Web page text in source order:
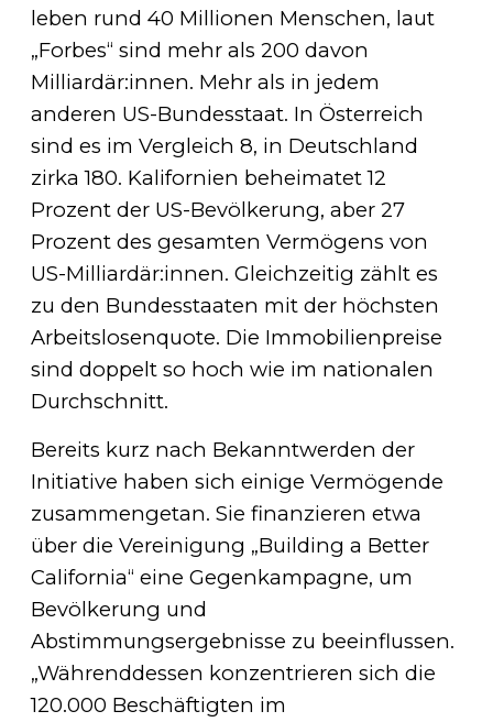
leben rund 40 Millionen Menschen, laut
„Forbes“ sind mehr als 200 davon
Milliardär:innen. Mehr als in jedem
anderen US-Bundesstaat. In Österreich
sind es im Vergleich 8, in Deutschland
zirka 180. Kalifornien beheimatet 12
Prozent der US-Bevölkerung, aber 27
Prozent des gesamten Vermögens von
US-Milliardär:innen. Gleichzeitig zählt es
zu den Bundesstaaten mit der höchsten
Arbeitslosenquote. Die Immobilienpreise
sind doppelt so hoch wie im nationalen
Durchschnitt.
Bereits kurz nach Bekanntwerden der
Initiative haben sich einige Vermögende
zusammengetan. Sie finanzieren etwa
über die Vereinigung „Building a Better
California“ eine Gegenkampagne, um
Bevölkerung und
Abstimmungsergebnisse zu beeinflussen.
„Währenddessen konzentrieren sich die
120.000 Beschäftigten im